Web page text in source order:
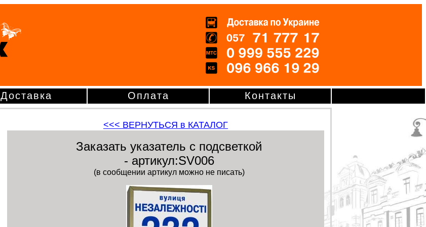
Доставка Оплата Контакты
<<< ВЕРНУТЬСЯ в КАТАЛОГ
Заказать указатель с подсветкой
- артикул:SV006
(в сообщении артикул можно не писать)